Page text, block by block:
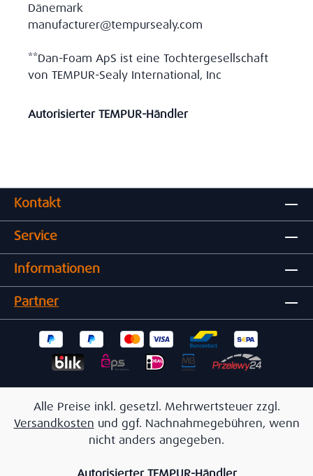
Dänemark
manufacturer@tempursealy.com
**Dan-Foam ApS ist eine Tochtergesellschaft
von TEMPUR-Sealy International, Inc
Autorisierter TEMPUR-Händler
Kontakt
Service
Informationen
Partner
Alle Preise inkl. gesetzl. Mehrwertsteuer zzgl.
Versandkosten und ggf. Nachnahmegebühren, wenn
nicht anders angegeben.